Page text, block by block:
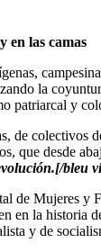
en las camas
la
patriarcal y
de colectivos
que desde
bleu
de Mujeres y
en la historia
y de